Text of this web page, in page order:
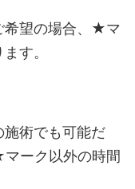
希望の場合、★マ
す。
施術でも可能だ
ーク以外の時間